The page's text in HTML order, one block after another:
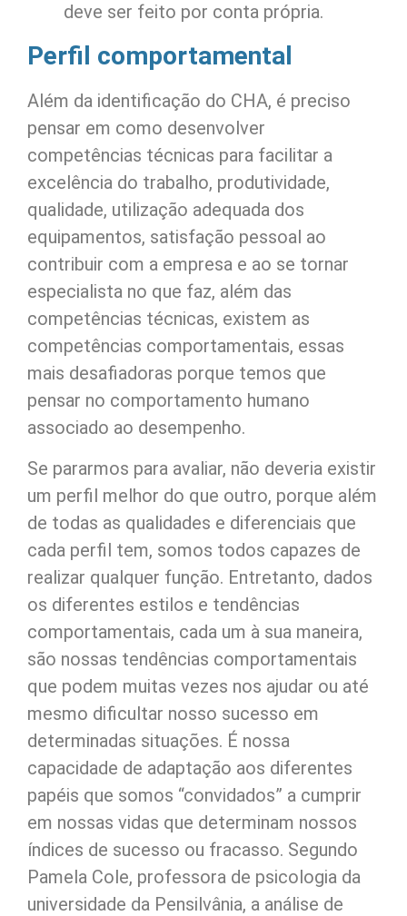
deve ser feito por conta própria.
Perfil comportamental
Além da identificação do CHA, é preciso
pensar em como desenvolver
competências técnicas para facilitar a
excelência do trabalho, produtividade,
qualidade, utilização adequada dos
equipamentos, satisfação pessoal ao
contribuir com a empresa e ao se tornar
especialista no que faz, além das
competências técnicas, existem as
competências comportamentais, essas
mais desafiadoras porque temos que
pensar no comportamento humano
associado ao desempenho.
Se pararmos para avaliar, não deveria existir
um perfil melhor do que outro, porque além
de todas as qualidades e diferenciais que
cada perfil tem, somos todos capazes de
realizar qualquer função. Entretanto, dados
os diferentes estilos e tendências
comportamentais, cada um à sua maneira,
são nossas tendências comportamentais
que podem muitas vezes nos ajudar ou até
mesmo dificultar nosso sucesso em
determinadas situações. É nossa
capacidade de adaptação aos diferentes
papéis que somos “convidados” a cumprir
em nossas vidas que determinam nossos
índices de sucesso ou fracasso. Segundo
Pamela Cole, professora de psicologia da
universidade da Pensilvânia, a análise de